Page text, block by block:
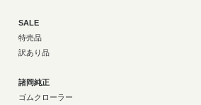
SALE
特売品
訳あり品
諸岡純正
ゴムクローラー